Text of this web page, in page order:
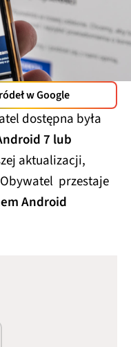
w Google
dostępna była
7 lub
aktualizacji,
przestaje
Android